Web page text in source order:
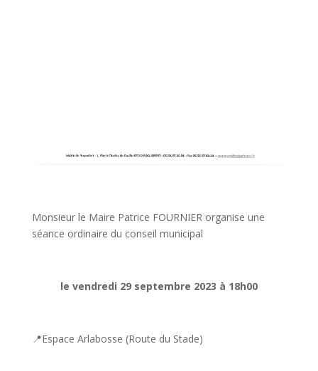
Monsieur le Maire Patrice FOURNIER organise une
séance ordinaire du conseil municipal
le vendredi 29 septembre 2023 à 18h00
📍Espace Arlabosse (Route du Stade)